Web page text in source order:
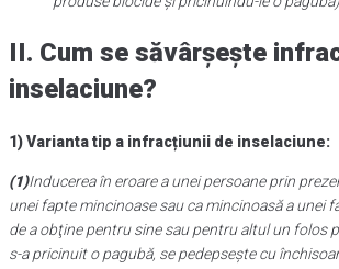
II. Cum se săvârșește
inselaciune?
1) Varianta tip a infracțiunii de inselaciune:
(1)Inducerea în eroare a unei persoane prin
unei fapte mincinoase sau ca mincinoasă a unei
de a obţine pentru sine sau pentru altul un folos
s-a pricinuit o pagubă, se pedepseşte cu